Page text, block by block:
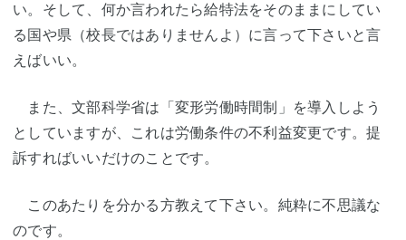
い。そして、何か言われたら給特法をそのままにしてい
る国や県（校長ではありませんよ）に言って下さいと言
えばいい。
また、文部科学省は「変形労働時間制」を導入しよう
としていますが、これは労働条件の不利益変更です。提
訴すればいいだけのことです。
このあたりを分かる方教えて下さい。純粋に不思議な
のです。